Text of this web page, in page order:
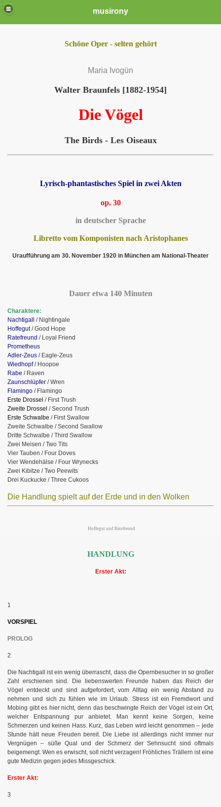
musirony
Schöne Oper - selten gehört
Maria Ivogün
Walter Braunfels [1882-1954]
Die Vögel
The Birds - Les Oiseaux
Lyrisch-phantastisches Spiel in zwei Akten
op. 30
in deutscher Sprache
Libretto vom Komponisten nach Aristophanes
Uraufführung am 30. November 1920 in München am National-Theater
Dauer etwa 140 Minuten
Charaktere:
Nachtigall / Nightingale
Hoffegut/ Good Hope
Ratefreund / Loyal Friend
Prometheus
Adler-Zeus / Eagle-Zeus
Wiedhopf/ Hoopoe
Rabe / Raven
Zaunschlüpfer / Wren
Flamingo / Flamingo
Erste Drossel / First Trush
Zweite Drossel / Second Trush
Erste Schwalbe / First Swallow
Zweite Schwalbe / Second Swallow
Dritte Schwalbe / Third Swallow
Zwei Meisen / Two Tits
Vier Tauben / Four Doves
Vier Wendehälse / Four Wrynecks
Zwei Kibitze / Two Peewits
Drei Kuckucke / Three Cukoos
Die Handlung spielt auf der Erde und in den Wolken
Hoffegut und Ratefreund
HANDLUNG
Erster Akt:
1
VORSPIEL
PROLOG
2
Die Nachtigall ist ein wenig überrascht, dass die Opernbesucher in so großer
Zahl erschienen sind. Die liebenswerten Freunde haben das Reich der
Vögel entdeckt und sind aufgefordert, vom Alltag ein wenig Abstand zu
nehmen und sich zu fühlen wie im Urlaub. Stress ist ein Fremdwort und
Mobing gibt es hier nicht, denn das beschwingte Reich der Vögel ist ein Ort,
welcher Entspannung pur anbietet. Man kennt keine Sorgen, keine
Schmerzen und keinen Hass. Kurz, das Leben wird leicht genommen – jede
Stunde hält neue Freuden bereit. Die Liebe ist allerdings nicht immer nur
Vergnügen – süße Qual und der Schmerz der Sehnsucht sind oftmals
beigemengt. Wen es erwischt, soll nicht verzagen! Fröhliches Trällern ist eine
gute Medizin gegen jedes Missgeschick.
Erster Akt:
3